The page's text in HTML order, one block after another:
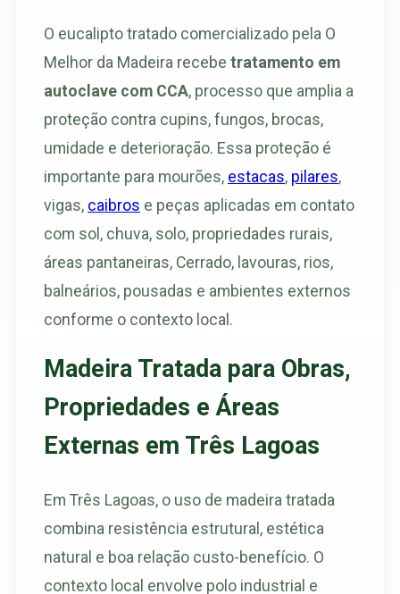
O eucalipto tratado comercializado pela O
Melhor da Madeira recebe tratamento em
autoclave com CCA, processo que amplia a
proteção contra cupins, fungos, brocas,
umidade e deterioração. Essa proteção é
importante para mourões, estacas, pilares,
vigas, caibros e peças aplicadas em contato
com sol, chuva, solo, propriedades rurais,
áreas pantaneiras, Cerrado, lavouras, rios,
balneários, pousadas e ambientes externos
conforme o contexto local.
Madeira Tratada para Obras,
Propriedades e Áreas
Externas em Três Lagoas
Em Três Lagoas, o uso de madeira tratada
combina resistência estrutural, estética
natural e boa relação custo-benefício. O
contexto local envolve polo industrial e